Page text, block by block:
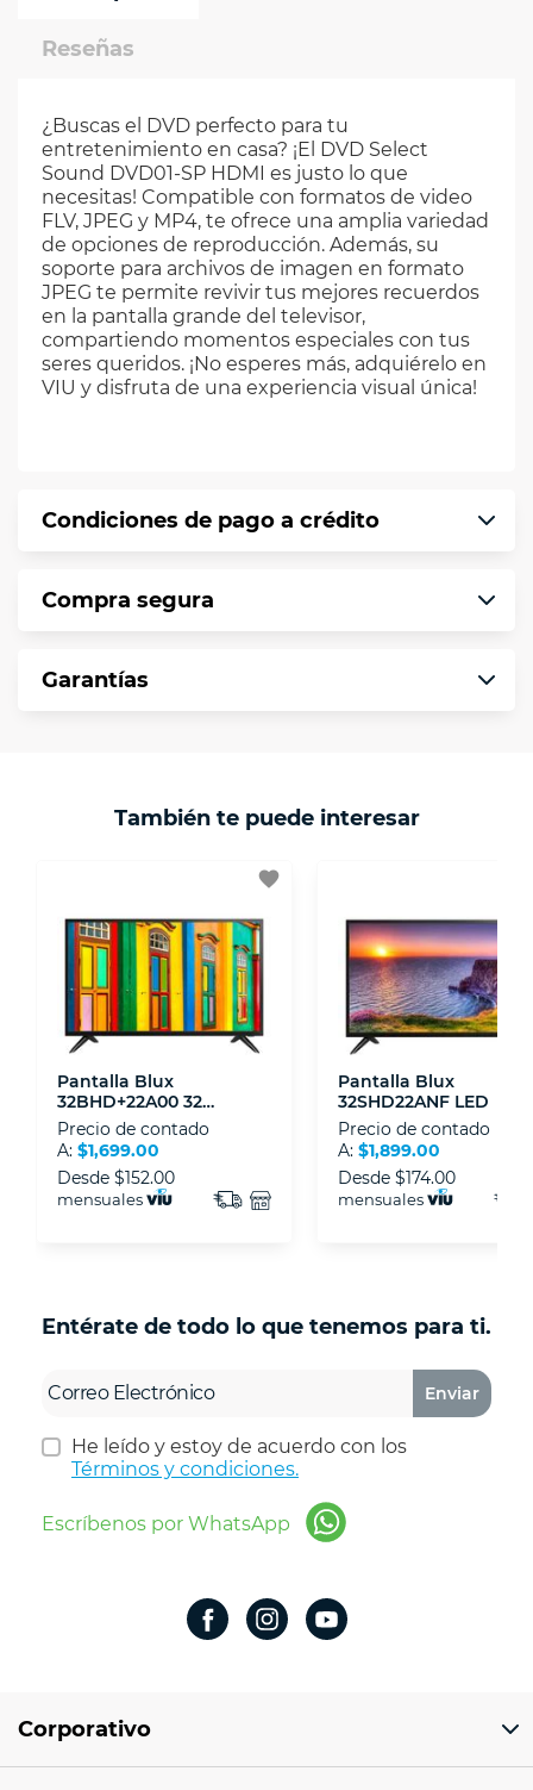
Reseñas
¿Buscas el DVD perfecto para tu
entretenimiento en casa? ¡El DVD Select
Sound DVD01-SP HDMI es justo lo que
necesitas! Compatible con formatos de video
FLV, JPEG y MP4, te ofrece una amplia variedad
de opciones de reproducción. Además, su
soporte para archivos de imagen en formato
JPEG te permite revivir tus mejores recuerdos
en la pantalla grande del televisor,
compartiendo momentos especiales con tus
seres queridos. ¡No esperes más, adquiérelo en
VIU y disfruta de una experiencia visual única!
Condiciones de pago a crédito
puntualmente. Al finalizar tu compra generas
*Sujeto a aprobación de crédito conforme a
norma de VIU.
Compra segura
segura de principio a fin.
- Certificados de seguridad SSL y Encriptación
- Sello de confianza correspondiente,
Asociación Mexicana de Internet (AIMX).
- Nos encontramos en la lista de socios Activos
de la Asociación de Internet.MX.
Garantías
También te puede interesar
favorite
Pantalla Blux
32BHD+22A00 32
Pulgadas LED
Precio de contado
A: $1,699.00
Desde $152.00
mensuales
Pantalla Blux
32SHD22ANF LED
Precio de contado
A: $1,899.00
Desde $174.00
mensuales
Entérate de todo lo que tenemos para ti.
Enviar
He leído y estoy de acuerdo con los
Términos y condiciones.
Escríbenos por WhatsApp
Corporativo